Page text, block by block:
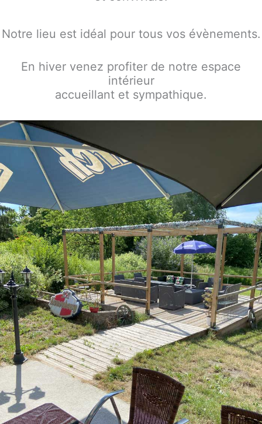
Notre lieu est idéal pour tous vos évènements.
En hiver venez profiter de notre espace
intérieur
accueillant et sympathique.